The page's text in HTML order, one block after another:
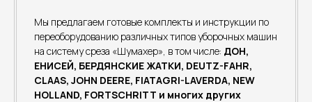
Мы предлагаем готовые комплекты и инструкции по
переоборудованию различных типов уборочных машин
на систему среза «Шумахер», в том числе: ДОН,
ЕНИСЕЙ, БЕРДЯНСКИЕ ЖАТКИ, DEUTZ-FAHR,
CLAAS, JOHN DEERE, FIATAGRI-LAVERDA, NEW
HOLLAND, FORTSCHRITT и многих других